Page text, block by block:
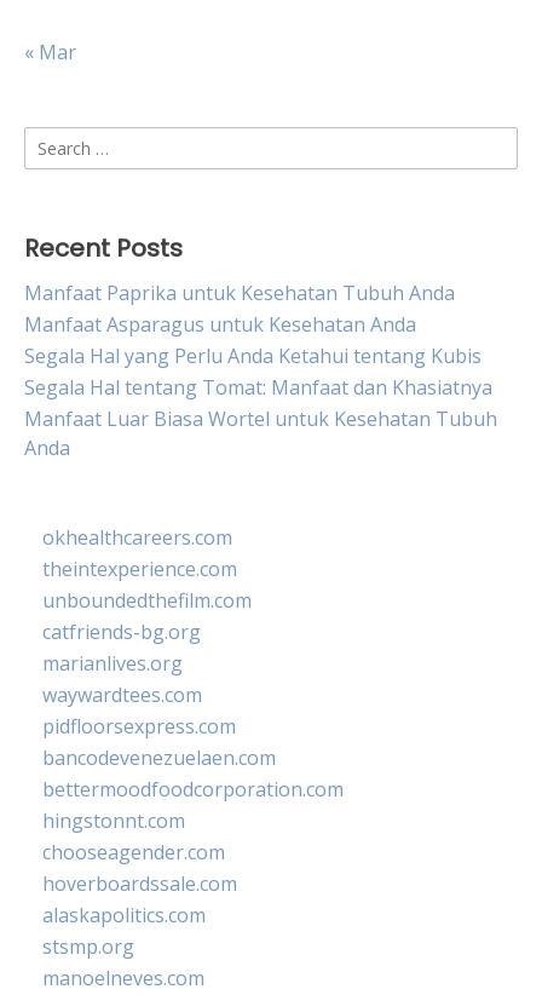
« Mar
Search
for:
Recent Posts
Manfaat Paprika untuk Kesehatan Tubuh Anda
Manfaat Asparagus untuk Kesehatan Anda
Segala Hal yang Perlu Anda Ketahui tentang Kubis
Segala Hal tentang Tomat: Manfaat dan Khasiatnya
Manfaat Luar Biasa Wortel untuk Kesehatan Tubuh
Anda
okhealthcareers.com
theintexperience.com
unboundedthefilm.com
catfriends-bg.org
marianlives.org
waywardtees.com
pidfloorsexpress.com
bancodevenezuelaen.com
bettermoodfoodcorporation.com
hingstonnt.com
chooseagender.com
hoverboardssale.com
alaskapolitics.com
stsmp.org
manoelneves.com